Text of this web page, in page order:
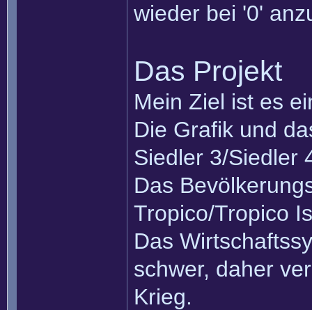
wieder bei '0'
Das Projekt
Mein Ziel ist es
Die Grafik und
Siedler 3/Siedler
Das
Tropico/Tropico
Das
schwer, daher
Krieg.